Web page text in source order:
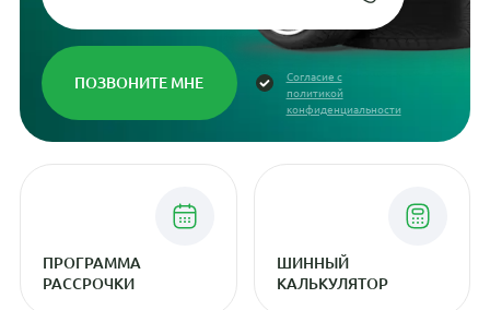
Согласие с
политикой
конфиденциальности
ПРОГРАММА
РАССРОЧКИ
ШИННЫЙ
КАЛЬКУЛЯТОР